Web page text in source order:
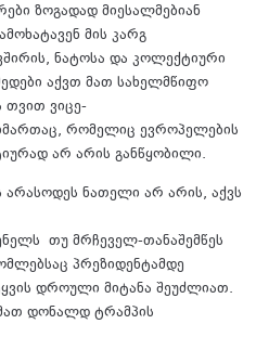
ზოგადად მიესალმებიან
მის კარგ
ნატოსა და კოლექტიური
აქვთ მათ სახელმწიფო
თვით ვიცე-
რომელიც ევროპელების
არ არის განწყობილი.
არასოდეს ნათელი არ არის, აქვს
თუ მრჩეველ-თანაშემწეს
პრეზიდენტამდე
დროული მიტანა შეუძლიათ.
დონალდ ტრამპის